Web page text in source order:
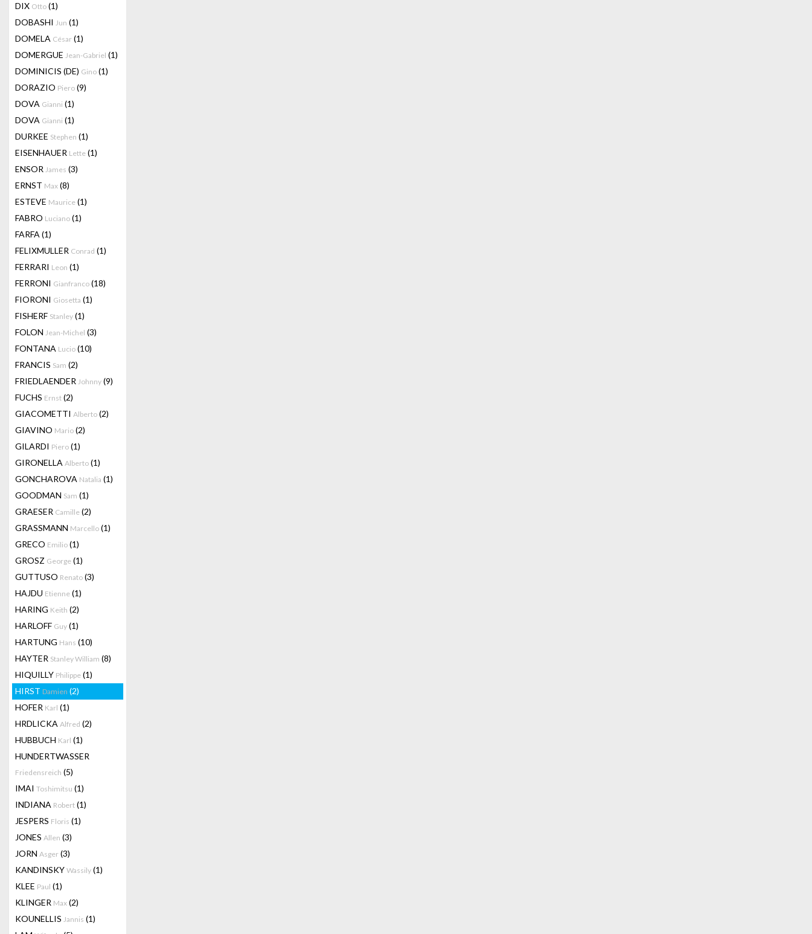
DIX Otto (1)
DOBASHI Jun (1)
DOMELA César (1)
DOMERGUE Jean-Gabriel (1)
DOMINICIS (DE) Gino (1)
DORAZIO Piero (9)
DOVA Gianni (1)
DOVA Gianni (1)
DURKEE Stephen (1)
EISENHAUER Lette (1)
ENSOR James (3)
ERNST Max (8)
ESTEVE Maurice (1)
FABRO Luciano (1)
FARFA (1)
FELIXMULLER Conrad (1)
FERRARI Leon (1)
FERRONI Gianfranco (18)
FIORONI Giosetta (1)
FISHERF Stanley (1)
FOLON Jean-Michel (3)
FONTANA Lucio (10)
FRANCIS Sam (2)
FRIEDLAENDER Johnny (9)
FUCHS Ernst (2)
GIACOMETTI Alberto (2)
GIAVINO Mario (2)
GILARDI Piero (1)
GIRONELLA Alberto (1)
GONCHAROVA Natalia (1)
GOODMAN Sam (1)
GRAESER Camille (2)
GRASSMANN Marcello (1)
GRECO Emilio (1)
GROSZ George (1)
GUTTUSO Renato (3)
HAJDU Etienne (1)
HARING Keith (2)
HARLOFF Guy (1)
HARTUNG Hans (10)
HAYTER Stanley William (8)
HIQUILLY Philippe (1)
HIRST Damien (2)
HOFER Karl (1)
HRDLICKA Alfred (2)
HUBBUCH Karl (1)
HUNDERTWASSER
Friedensreich (5)
IMAI Toshimitsu (1)
INDIANA Robert (1)
JESPERS Floris (1)
JONES Allen (3)
JORN Asger (3)
KANDINSKY Wassily (1)
KLEE Paul (1)
KLINGER Max (2)
KOUNELLIS Jannis (1)